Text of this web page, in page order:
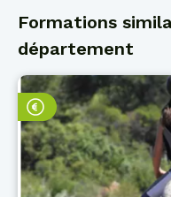
Formations
département